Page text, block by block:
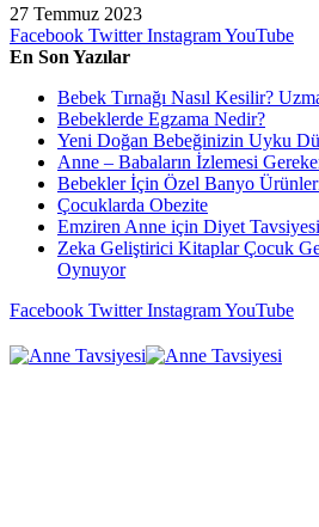
27 Temmuz 2023
Facebook Twitter InstagramYouTube
En Son Yazılar
Bebek Tırnağı Nasıl Kesilir?
Bebeklerde Egzama Nedir?
Yeni Doğan Bebeğinizin Uyku
Anne – Babaların İzlemesi
Bebekler İçin Özel Banyo
Çocuklarda Obezite
Emziren Anne için Diyet Tavsiyesi
Zeka Geliştirici Kitaplar Çocuk
Oynuyor
Facebook Twitter InstagramYouTube